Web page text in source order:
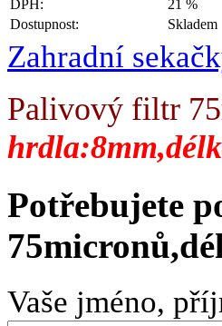
DPH:
21 %
Dostupnost:
Skladem
Zahradní
Palivový filtr
Potřebujete
Vaše jméno,